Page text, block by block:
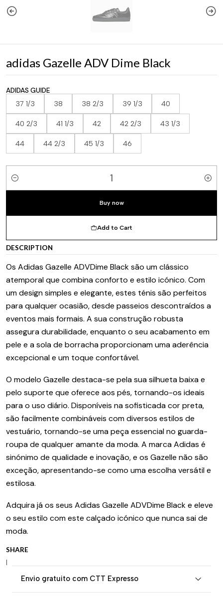
adidas Gazelle ADV Dime Black
ADIDAS GUIDE
37 1/3 38 38 2/3 39 1/3 40
40 2/3 41 1/3 42 42 2/3 43 1/3
44 44 2/3 45 1/3 46
Quantity
Add to Cart
Buy now
DESCRIPTION
Os Adidas Gazelle ADVDime Black são um clássico
atemporal que combina conforto e estilo icónico. Com
um design simples e elegante, estes ténis são perfeitos
para qualquer ocasião, desde passeios descontraídos a
eventos mais formais. A sua construção robusta
assegura durabilidade, enquanto o seu acabamento em
pele e a sola de borracha proporcionam uma aderência
excepcional e um toque confortável.
O modelo Gazelle destaca-se pela sua silhueta baixa e
pelo suporte que oferece aos pés, tornando-os ideais
para o uso diário. Disponíveis na sofisticada cor preta,
são facilmente combináveis com diversos estilos de
vestuário, tornando-se uma peça essencial no guarda-
roupa de qualquer amante da moda. A marca Adidas é
sinónimo de qualidade e inovação, e os Gazelle não são
exceção, apresentando-se como uma escolha versátil e
estilosa.
Adquira já os seus Adidas Gazelle ADVDime Black e eleve
o seu estilo com este calçado icónico que nunca sai de
moda.
SHARE
|
Envio gratuito com CTT Expresso